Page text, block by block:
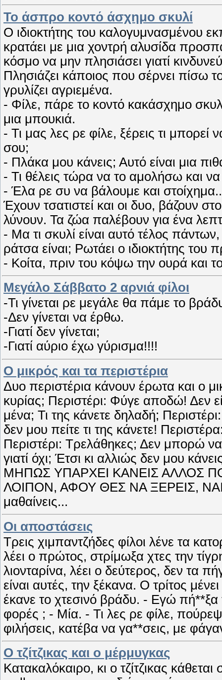
Το άσπρο κοντό άσχημο σκυλί
Ο ιδιοκτήτης του καλογυμνασμένου
κρατάει με μια χοντρή αλυσίδα
κόσμο να μην πλησιάσει γιατί
Πλησιάζει κάποιος που σέρνει πίσω
γρυλίζει αγριεμένα.
- Φίλε, πάρε το κοντό κακάσχημο
μια μπουκιά.
- Τι μας λες ρε φίλε, ξέρεις τι
σου;
- Πλάκα μου κάνεις; Αυτό είναι μια
- Τι θέλεις τώρα να το αμολήσω και να
- Έλα ρε συ να βάλουμε και στοίχημα..
Έχουν τσατιστεί και οι δυο, βάζουν
λύνουν. Τα ζώα παλέβουν για ένα
- Μα τι σκυλί είναι αυτό τέλος
ράτσα είναι; Ρωτάει ο ιδιοκτήτης
- Κοίτα, πριν του κόψω την ουρά και
Μεγάλο Σάββατο 2 αρνιά φίλοι
-Τι γίνεται ρε μεγάλε θα πάμε το
-Δεν γίνεται να έρθω.
-Γιατί δεν γίνεται;
-Γιατί αύριο έχω γύρισμα!!!!
O μικρός και τα περιστέρια
Δυο περιστέρια κάνουν έρωτα και ο
κυρίας; Περιστέρι: Φύγε αποδώ! Δεν
μένα; Τι της κάνετε δηλαδή;
δεν μου πείτε τι της κάνετε!
Περιστέρι: Τρελάθηκες; Δεν μπορώ
γιατί όχι; Έτσι κι αλλιώς δεν μου
ΜΗΠΩΣ ΥΠΑΡΧΕΙ ΚΑΝΕΙΣ ΑΛΛΟΣ
ΛΟΙΠΟΝ, ΑΦΟΥ ΘΕΣ ΝΑ ΞΕΡΕΙΣ, ΝΑΙ,
μαθαίνεις...
Οι αποστάσεις
Τρεις χιμπαντζήδες φίλοι λένε τα
λέει ο πρώτος, στρίμωξα χτες την
λιονταρίνα, λέει ο δεύτερος, δεν τα
είναι αυτές, την ξέκανα. Ο τρίτος
έκανε το χτεσινό βράδυ. - Εγώ
φορές ; - Μία. - Τι λες ρε φίλε,
φιλήσεις, κατέβα να γα**σεις, με
Ο τζίτζικας και ο μέρμυγκας
Κατακαλόκαιρο, κι ο τζίτζικας